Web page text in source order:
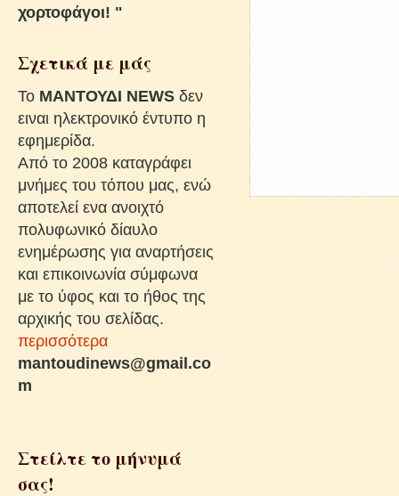
χορτοφάγοι! "
Σχετικά με μάς
To ΜΑΝΤΟΥΔΙ NEWS δεν
ειναι ηλεκτρονικό έντυπο η
εφημερίδα.
Από το 2008 καταγράφει
μνήμες του τόπου μας, ενώ
αποτελεί ενα ανοιχτό
πολυφωνικό δίαυλο
ενημέρωσης για αναρτήσεις
και επικοινωνία σύμφωνα
με το ύφος και το ήθος της
αρχικής του σελίδας.
περισσότερα
mantoudinews@gmail.co
m
Στείλτε το μήνυμά
σας!